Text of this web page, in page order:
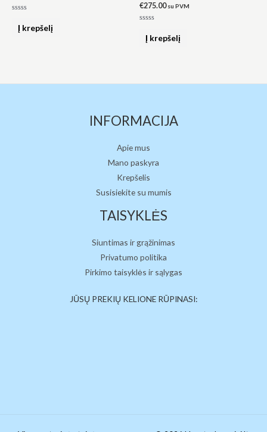
Į krepšelį
€275.00 su PVM
Į krepšelį
INFORMACIJA
Apie mus
Mano paskyra
Krepšelis
Susisiekite su mumis
TAISYKLĖS
Siuntimas ir grąžinimas
Privatumo politika
Pirkimo taisyklės ir sąlygas
JŪSŲ PREKIŲ KELIONE RŪPINASI: